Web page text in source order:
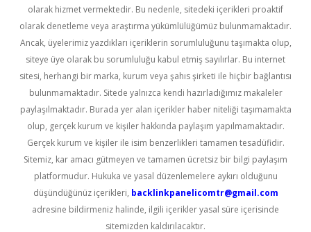
olarak hizmet vermektedir. Bu nedenle, sitedeki içerikleri proaktif
olarak denetleme veya araştırma yükümlülüğümüz bulunmamaktadır.
Ancak, üyelerimiz yazdıkları içeriklerin sorumluluğunu taşımakta olup,
siteye üye olarak bu sorumluluğu kabul etmiş sayılırlar. Bu internet
sitesi, herhangi bir marka, kurum veya şahıs şirketi ile hiçbir bağlantısı
bulunmamaktadır. Sitede yalnızca kendi hazırladığımız makaleler
paylaşılmaktadır. Burada yer alan içerikler haber niteliği taşımamakta
olup, gerçek kurum ve kişiler hakkında paylaşım yapılmamaktadır.
Gerçek kurum ve kişiler ile isim benzerlikleri tamamen tesadüfidir.
Sitemiz, kar amacı gütmeyen ve tamamen ücretsiz bir bilgi paylaşım
platformudur. Hukuka ve yasal düzenlemelere aykırı olduğunu
düşündüğünüz içerikleri, backlinkpanelicomtr@gmail.com
adresine bildirmeniz halinde, ilgili içerikler yasal süre içerisinde
sitemizden kaldırılacaktır.